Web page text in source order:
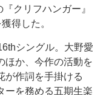
クリフハンガー』
得した。
シングル。大野愛
ほか、今作の活動を
が作詞を手掛ける
ーを務める五期生楽